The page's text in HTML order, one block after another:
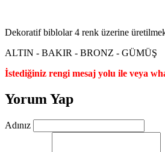
Dekoratif biblolar 4 renk üzerine
ALTIN - BAKIR - BRONZ - GÜMÜŞ
İstediğiniz rengi mesaj yolu ile veya
Yorum Yap
Adınız